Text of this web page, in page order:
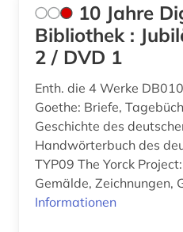
aurelius (2)
ausbildung (1)
autor (2)
Osmanisches Reich (2)
Ostasien (5)
Osteuropa (3)
Ostmitteleuropa (1)
Palaestina (5)
Polen (2)
10 Jahre
Bibliothek :
2 / DVD 1
Enth. die 4 Werke DB010 Johann Wolfgang von
Goethe: Briefe,
Geschichte des
Handwörterbuch des
TYP09 The Yorck
Gemälde, Zeichnungen,
Informationen